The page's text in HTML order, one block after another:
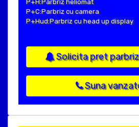
P+H:Parbriz heliomat
P+C:Parbriz cu camera
P+Hud:Parbriz cu head up display
Solicita pret parbriz
Suna